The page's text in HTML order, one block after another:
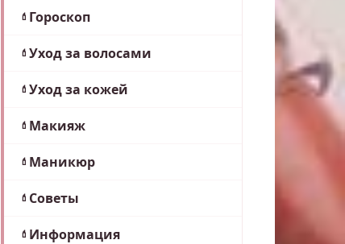
Гороскоп
Уход за волосами
Уход за кожей
Макияж
Маникюр
Советы
Информация